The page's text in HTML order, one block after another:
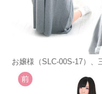
お嬢様（SLC-00S-17）、